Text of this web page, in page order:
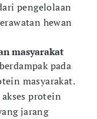
pengelolaan
hewan
masyarakat
pada
masyarakat.
protein
jarang